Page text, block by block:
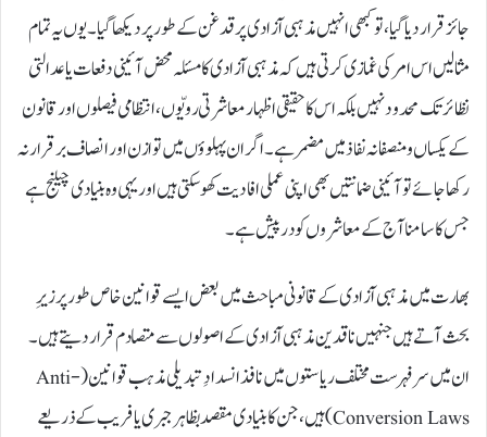
جائز قرار دیا گیا، تو کبھی انہیں مذہبی آزادی پر قدغن کے طور پر دیکھا گیا۔ یوں یہ تمام
مثالیں اس امر کی غمازی کرتی ہیں کہ مذہبی آزادی کا مسئلہ محض آئینی دفعات یا عدالتی
نظائر تک محدود نہیں بلکہ اس کا حقیقی اظہار معاشرتی رویّوں، انتظامی فیصلوں اور قانون
کے یکساں و منصفانہ نفاذ میں مضمر ہے۔ اگر ان پہلوؤں میں توازن اور انصاف برقرار نہ
رکھا جائے تو آئینی ضمانتیں بھی اپنی عملی افادیت کھو سکتی ہیں اور یہی وہ بنیادی چیلنج ہے
جس کا سامنا آج کے معاشروں کو درپیش ہے۔
بھارت میں مذہبی آزادی کے قانونی مباحث میں بعض ایسے قوانین خاص طور پر زیرِ
بحث آتے ہیں جنہیں ناقدین مذہبی آزادی کے اصولوں سے متصادم قرار دیتے ہیں۔
ان میں سرفہرست مختلف ریاستوں میں نافذ انسدادِ تبدیلی مذہب قوانین (Anti-
Conversion Laws) ہیں، جن کا بنیادی مقصد بظاہر جبری یا فریب کے ذریعے